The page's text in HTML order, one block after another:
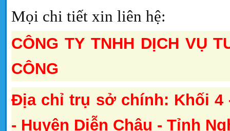
Mọi chi tiết xin liên hệ:
CÔNG TY TNHH DỊCH VỤ
CÔNG
Địa chỉ trụ sở chính: Khối 4
- Huyện Diễn Châu - Tỉnh